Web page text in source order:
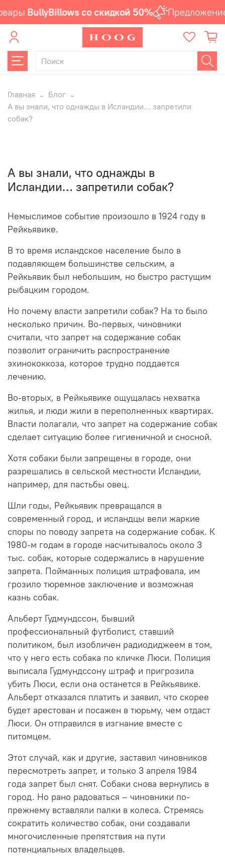
BullyBillows со скидкой 50%
Главная
Блог
А вы знали, что однажды в Исландии… запретили
собак?
А вы знали, что однажды в
Исландии… запретили собак?
Немыслимое событие произошло в 1924 году в
Рейкьявике.
В то время исландское население было в
подавляющем большинстве сельским, а
Рейкьявик был небольшим, но быстро растущим
рыбацким городом.
Но почему власти запретили собак? На то было
несколько причин. Во-первых, чиновники
считали, что запрет на содержание собак
позволит ограничить распространение
эхинококкоза, которое трудно поддается
лечению.
Во-вторых, в Рейкьявике ощущалась нехватка
жилья, и люди жили в переполненных квартирах.
Власти полагали, что запрет на содержание собак
сделает ситуацию более гигиеничной и сносной.
Хотя собаки были запрещены в городе, они
разрешались в сельской местности Исландии,
например, для пастьбы овец.
Шли годы, Рейкьявик превращался в
современный город, и исландцы вели жаркие
споры по поводу запрета на содержание собак. К
1980-м годам в городе насчитывалось около 3
тыс. собак, которые содержались в нарушение
запрета. Пойманных полиция штрафовала, им
грозило тюремное заключение и возможная
казнь собак.
Альберт Гудмундссон, бывший
профессиональный футболист, ставший
политиком, был изобличен радиодиджеем в том,
что у него есть собака по кличке Люси. Полиция
выписала Гудмундссону штраф и пригрозила
убить Люси, если она останется в Рейкьявике.
Альберт отказался платить и заявил, что скорее
будет арестован и посажен в тюрьму, чем отдаст
Люси. Он отправился в изгнание вместе с
питомцем.
Этот случай, как и другие, заставил чиновников
пересмотреть запрет, и только 3 апреля 1984
года запрет был снят. Собаки снова вернулись в
город. Но рано радоваться – чиновники по-
прежнему вставляли палки в колеса. Стремясь
сократить количество собак, они создавали
многочисленные препятствия на пути
потенциальных владельцев.